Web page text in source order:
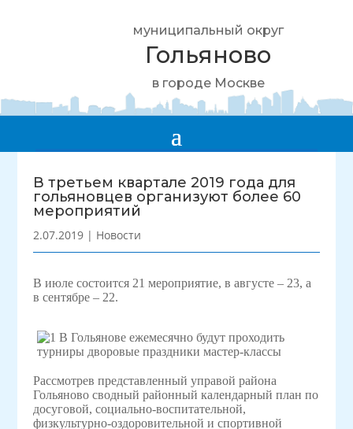
муниципальный округ
Гольяново
в городе Москве
В третьем квартале 2019 года для
гольяновцев организуют более 60
мероприятий
2.07.2019 | Новости
В июле состоится 21 мероприятие, в августе – 23, а
в сентябре – 22.
Рассмотрев представленный управой района
Гольяново сводный районный календарный план по
досуговой, социально-воспитательной,
физкультурно-оздоровительной и спортивной